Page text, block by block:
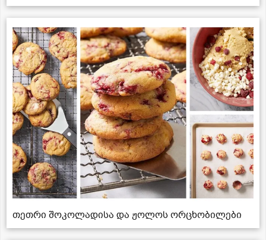
თეთრი შოკოლადისა და ჟოლოს ორცხობილები